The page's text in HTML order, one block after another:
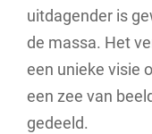
uitdagender is
de massa. Het
een unieke visie
een zee van
gedeeld.